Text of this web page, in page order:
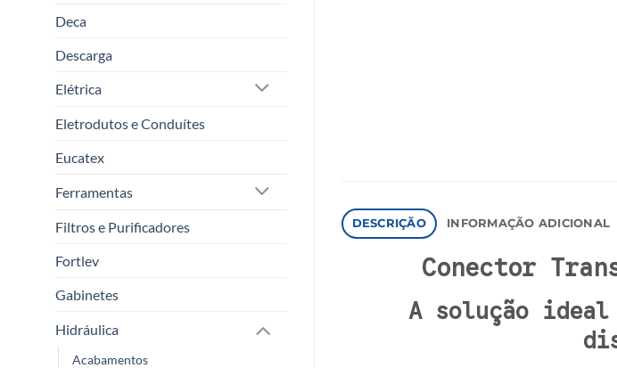
Deca
Descarga
Elétrica
Eletrodutos e Conduítes
Eucatex
Ferramentas
Filtros e Purificadores
Fortlev
Gabinetes
Hidráulica
Acabamentos
DESCRIÇÃO INFORMAÇÃO ADICIONAL
Conector
A solução ideal